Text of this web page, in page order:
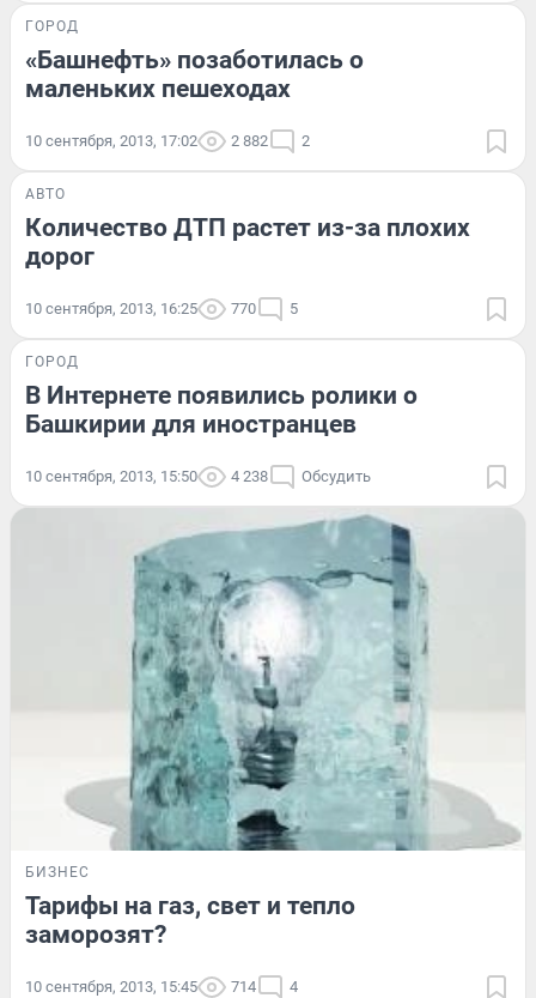
ГОРОД
«Башнефть» позаботилась о
маленьких пешеходах
10 сентября, 2013, 17:02 2 882 2
АВТО
Количество ДТП растет из-за плохих
дорог
10 сентября, 2013, 16:25 770 5
ГОРОД
В Интернете появились ролики о
Башкирии для иностранцев
10 сентября, 2013, 15:50 4 238 Обсудить
БИЗНЕС
Тарифы на газ, свет и тепло
заморозят?
10 сентября, 2013, 15:45 714 4